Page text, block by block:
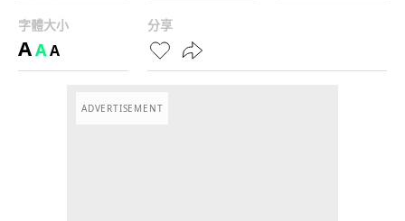
字體大小
AAA
分享
ADVERTISEMENT